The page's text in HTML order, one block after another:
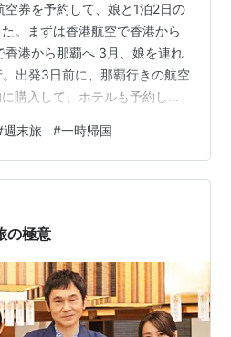
券を予約して、娘と1泊2日の
。まずは香港航空で香港から
香港から那覇へ 3月、娘を連れ
出発3日前に、那覇行きの航空
購入して、ホテルも予約し
乗 機内エンターテイメント 機
ライト 今回利用したのは香港
港から那覇に出発しました。
覇15:00 香港国際空港へ ま
スで荃灣 Tsuen W…
週末旅 #一時帰国
の極意